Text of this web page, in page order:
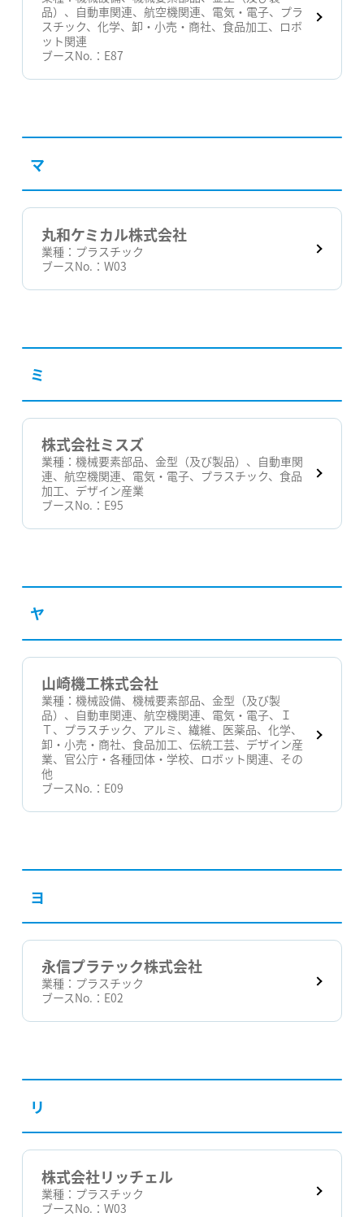
品）、自動車関連、航空機関連、電気・電子、プラ
スチック、化学、卸・小売・商社、食品加工、ロボ
ット関連
ブースNo.： E87
マ
丸和ケミカル株式会社
業種： プラスチック
ブースNo.：W03
ミ
株式会社ミスズ
業種：機械要素部品、金型（及び製品）、自動車関
連、航空機関連、電気・電子、プラスチック、食品
加工、デザイン産業
ブースNo.： E95
ヤ
山崎機工株式会社
業種：機械設備、機械要素部品、金型（及び製
品）、自動車関連、航空機関連、電気・電子、Ｉ
Ｔ、プラスチック、アルミ、繊維、医薬品、化学、
卸・小売・商社、食品加工、伝統工芸、デザイン産
業、官公庁・各種団体・学校、ロボット関連、その
他
ブースNo.： E09
ヨ
永信プラテック株式会社
業種： プラスチック
ブースNo.： E02
リ
株式会社リッチェル
業種： プラスチック
ブースNo.：W03